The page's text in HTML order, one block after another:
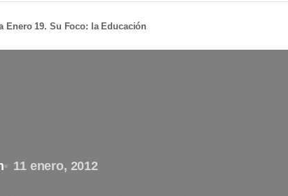
Enero 19. Su Foco: la Educación
11 enero, 2012